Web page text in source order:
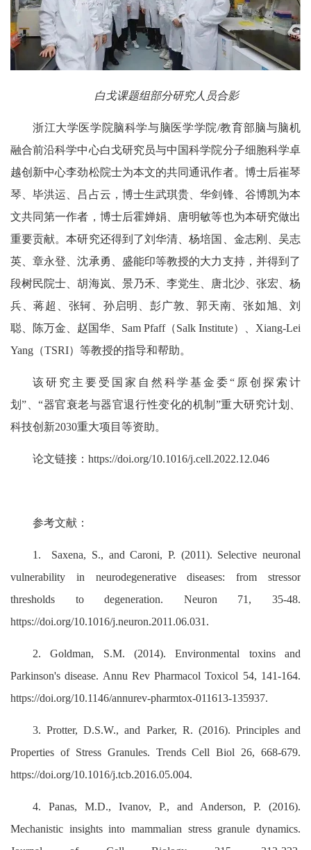
白戈课题组部分研究人员合影
浙江大学医学院脑科学与脑医学学院/教育部脑与脑机
融合前沿科学中心白戈研究员与中国科学院分子细胞科学卓
越创新中心李劲松院士为本文的共同通讯作者。博士后崔琴
琴、毕洪运、吕占云，博士生武琪贵、华剑锋、谷博凯为本
文共同第一作者，博士后霍婵娟、唐明敏等也为本研究做出
重要贡献。本研究还得到了刘华清、杨培国、金志刚、吴志
英、章永登、沈承勇、盛能印等教授的大力支持，并得到了
段树民院士、胡海岚、景乃禾、李党生、唐北沙、张宏、杨
兵、蒋超、张轲、孙启明、彭广敦、郭天南、张如旭、刘
聪、陈万金、赵国华、Sam Pfaff（Salk Institute）、Xiang-Lei
Yang（TSRI）等教授的指导和帮助。
该研究主要受国家自然科学基金委“原创探索计
划”、“器官衰老与器官退行性变化的机制”重大研究计划、
科技创新2030重大项目等资助。
论文链接：https://doi.org/10.1016/j.cell.2022.12.046
参考文献：
1. Saxena, S., and Caroni, P. (2011). Selective neuronal
vulnerability in neurodegenerative diseases: from stressor
thresholds to degeneration. Neuron 71, 35-48.
https://doi.org/10.1016/j.neuron.2011.06.031.
2. Goldman, S.M. (2014). Environmental toxins and
Parkinson's disease. Annu Rev Pharmacol Toxicol 54, 141-164.
https://doi.org/10.1146/annurev-pharmtox-011613-135937.
3. Protter, D.S.W., and Parker, R. (2016). Principles and
Properties of Stress Granules. Trends Cell Biol 26, 668-679.
https://doi.org/10.1016/j.tcb.2016.05.004.
4. Panas, M.D., Ivanov, P., and Anderson, P. (2016).
Mechanistic insights into mammalian stress granule dynamics.